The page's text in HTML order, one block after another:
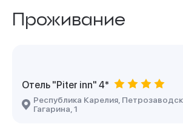
Проживание
Отель "Piter inn" 4*
Республика Карелия,
Гагарина, 1